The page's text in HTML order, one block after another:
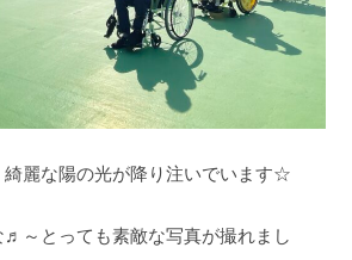
綺麗な陽の光が降り注いでいます☆
♬～とっても素敵な写真が撮れまし